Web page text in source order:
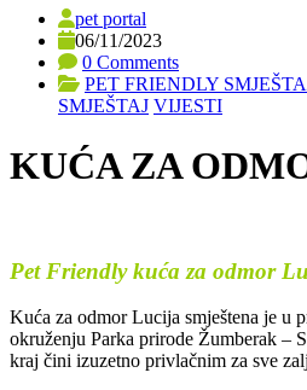
pet portal
06/11/2023
0 Comments
PET FRIENDLY
SMJEŠTAJ VIJESTI
KUĆA ZA
Pet Friendly kuća za odmor
Kuća za odmor Lucija smještena je u
okruženju Parka prirode Žumberak –
kraj čini izuzetno privlačnim za sve